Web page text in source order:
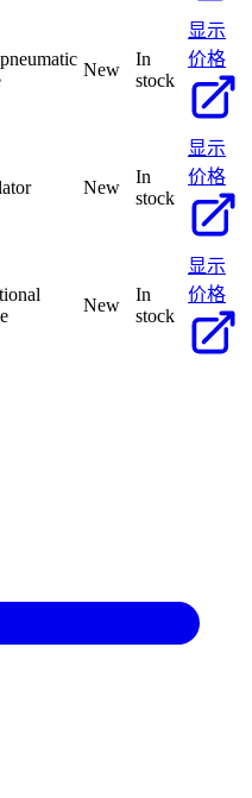
New
In
stock
显示
价格
New
In
stock
显示
价格
New
In
stock
显示
价格